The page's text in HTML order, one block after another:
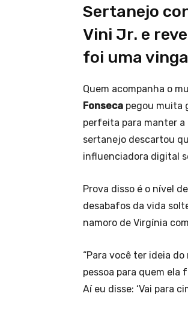
Sertanejo
Vini Jr. e
foi uma
Quem acompanha o
Fonseca pegou muita
perfeita para manter a
sertanejo descartou
influenciadora digital
Prova disso é o nível
desabafos da vida
namoro de Virgínia
“Para você ter ideia
pessoa para quem ela
Aí eu disse: ‘Vai para